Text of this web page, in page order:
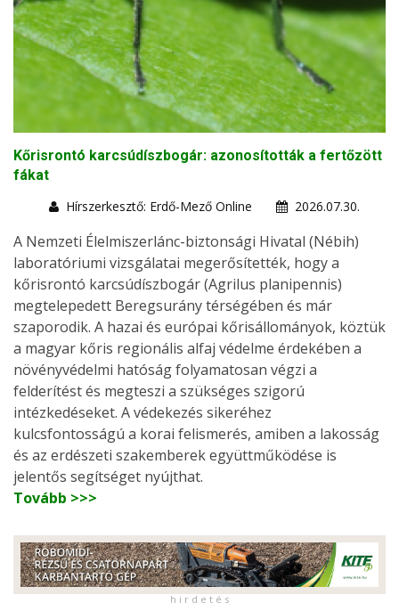
Kőrisrontó karcsúdíszbogár: azonosították a fertőzött
fákat
Hírszerkesztő: Erdő-Mező Online
2026.07.30.
A Nemzeti Élelmiszerlánc-biztonsági Hivatal (Nébih)
laboratóriumi vizsgálatai megerősítették, hogy a
kőrisrontó karcsúdíszbogár (Agrilus planipennis)
megtelepedett Beregsurány térségében és már
szaporodik. A hazai és európai kőrisállományok, köztük
a magyar kőris regionális alfaj védelme érdekében a
növényvédelmi hatóság folyamatosan végzi a
felderítést és megteszi a szükséges szigorú
intézkedéseket. A védekezés sikeréhez
kulcsfontosságú a korai felismerés, amiben a lakosság
és az erdészeti szakemberek együttműködése is
jelentős segítséget nyújthat.
Tovább >>>
h i r d e t é s